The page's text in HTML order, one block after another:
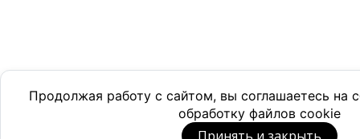
Продолжая работу с сайтом, вы соглашаетесь на
обработку файлов cookie